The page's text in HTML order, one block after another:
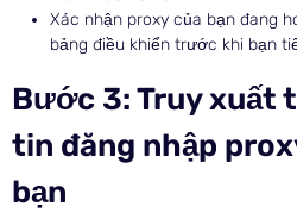
Xác nhận proxy của bạn đang
bảng điều khiển trước khi bạn
Bước 3: Truy xuất
tin đăng nhập
bạn